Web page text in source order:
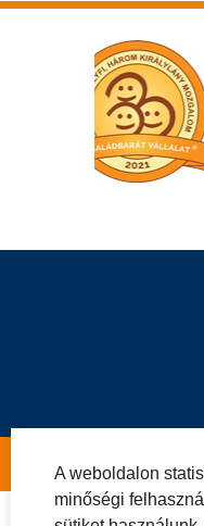
A weboldalon
minőségi